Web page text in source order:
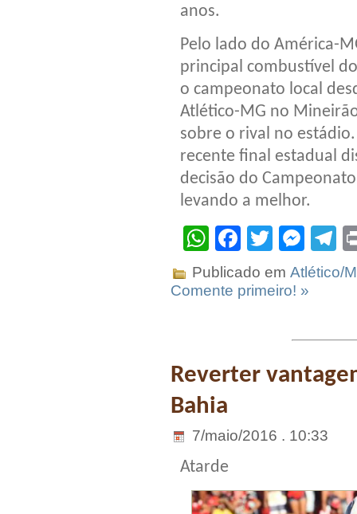
anos.
Pelo lado do América-
principal combustível
o campeonato local
Atlético-MG no
sobre o rival no
recente final estadual
decisão do
levando a melhor.
WhatsApp
Facebook
Twitter
Publicado em Atlético/
Comente primeiro! »
Reverter
Bahia
7/maio/2016 . 10:33
Atarde